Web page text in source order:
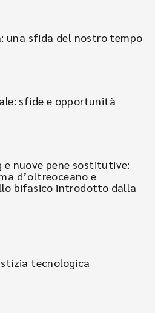
una sfida del nostro tempo
sfide e opportunità
e nuove pene sostitutive:
d’oltreoceano e
bifasico introdotto dalla
tecnologica